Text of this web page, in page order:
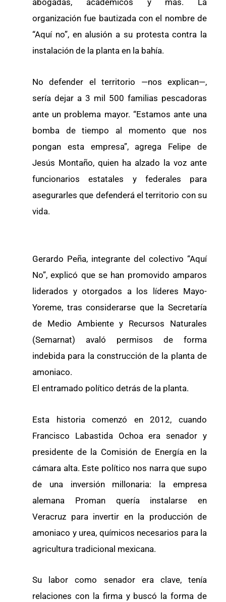
abogadas, académicos y más. La
organización fue bautizada con el nombre de
“Aquí no”, en alusión a su protesta contra la
instalación de la planta en la bahía.
No defender el territorio —nos explican—,
sería dejar a 3 mil 500 familias pescadoras
ante un problema mayor. “Estamos ante una
bomba de tiempo al momento que nos
pongan esta empresa”, agrega Felipe de
Jesús Montaño, quien ha alzado la voz ante
funcionarios estatales y federales para
asegurarles que defenderá el territorio con su
vida.
Gerardo Peña, integrante del colectivo “Aquí
No”, explicó que se han promovido amparos
liderados y otorgados a los líderes Mayo-
Yoreme, tras considerarse que la Secretaría
de Medio Ambiente y Recursos Naturales
(Semarnat) avaló permisos de forma
indebida para la construcción de la planta de
amoniaco.
El entramado político detrás de la planta.
Esta historia comenzó en 2012, cuando
Francisco Labastida Ochoa era senador y
presidente de la Comisión de Energía en la
cámara alta. Este político nos narra que supo
de una inversión millonaria: la empresa
alemana Proman quería instalarse en
Veracruz para invertir en la producción de
amoniaco y urea, químicos necesarios para la
agricultura tradicional mexicana.
Su labor como senador era clave, tenía
relaciones con la firma y buscó la forma de